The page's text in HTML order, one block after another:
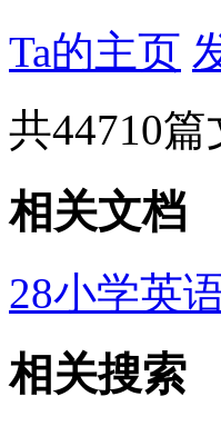
Ta的主页
共44710篇
相关文档
28小学英
相关搜索